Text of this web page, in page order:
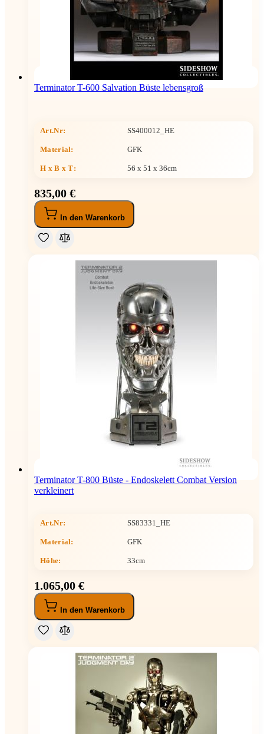
Terminator T-600 Salvation Büste lebensgroß
Art.Nr: SS400012_HE
Material: GFK
H x B x T: 56 x 51 x 36cm
835,00 €
In den Warenkorb
Terminator T-800 Büste - Endoskelett Combat Version
verkleinert
Art.Nr: SS83331_HE
Material: GFK
Höhe: 33cm
1.065,00 €
In den Warenkorb